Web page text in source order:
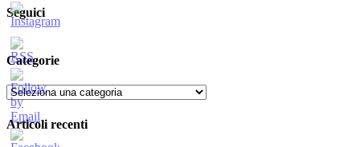
Seguici
Categorie
Categorie
Articoli recenti